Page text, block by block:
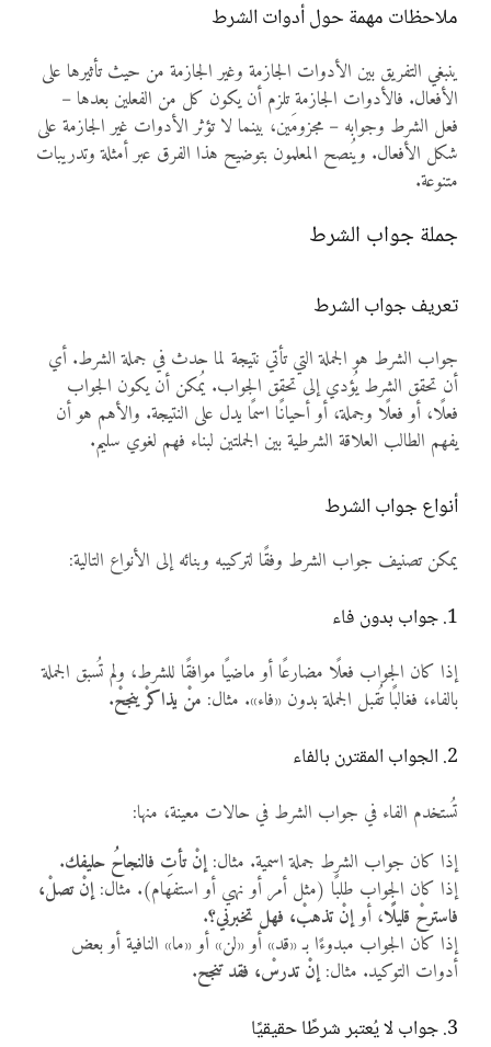
ملاحظات مهمة حول أدوات الشرط
ينبغي التفريق بين الأدوات الجازمة وغير الجازمة من حيث تأثيرها على
الأفعال. فالأدوات الجازمة تلزم أن يكون كل من الفعلين بعدها –
فعل الشرط وجوابه – مجزومَين، بينما لا تؤثر الأدوات غير الجازمة على
شكل الأفعال. ويُنصح المعلمون بتوضيح هذا الفرق عبر أمثلة وتدريبات
متنوعة.
جملة جواب الشرط
تعريف جواب الشرط
جواب الشرط هو الجملة التي تأتي نتيجة لما حدث في جملة الشرط. أي
أن تحقق الشرط يُؤدي إلى تحقق الجواب. يُمكن أن يكون الجواب
فعلًا، أو فعلًا وجملة، أو أحيانًا اسمًا يدل على النتيجة. والأهم هو أن
يفهم الطالب العلاقة الشرطية بين الجملتين لبناء فهم لغوي سليم.
أنواع جواب الشرط
يمكن تصنيف جواب الشرط وفقًا لتركيبه وبنائه إلى الأنواع التالية:
1. جواب بدون فاء
إذا كان الجواب فعلًا مضارعًا أو ماضيًا موافقًا للشرط، ولم تُسبق الجملة
بالفاء، فغالبًا تُقبل الجملة بدون «فاء». مثال: منْ يذاكرْ ينجحْ.
2. الجواب المقترن بالفاء
تُستخدم الفاء في جواب الشرط في حالات معينة، منها:
إذا كان جواب الشرط جملة اسمية. مثال:إنْ تأتِ فالنجاحُ حليفك.
إذا كان الجواب طلبًا (مثل أمر أو نهي أو استفهام). مثال:إنْ تصلْ،
فاسترحْ قليلًا، أوإنْ تذهبْ، فهل تخبرني؟.
إذا كان الجواب مبدوءًا بـ «قد» أو «لن» أو «ما» النافية أو بعض
أدوات التوكيد. مثال:إنْ تدرسْ، فقد تنجح.
3. جواب لا يُعتبر شرطًا حقيقيًا